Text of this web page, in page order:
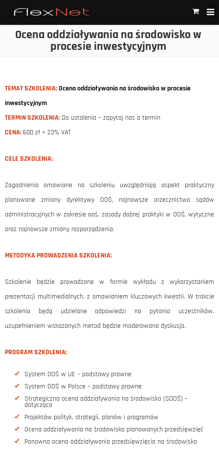
Ocena oddziaływania na środowisko w
procesie inwestycyjnym
TEMAT SZKOLENIA:Ocena oddziaływania na środowisko w procesie
inwestycyjnym
TERMIN SZKOLENIA: Do ustalenia – zapytaj nas o termin
CENA:600 zł + 23% VAT
CELE SZKOLENIA:
Zagadnienia omawiane na szkoleniu uwzględniają aspekt praktyczny
planowane zmiany dyrektywy OOŚ, najnowsze orzecznictwo sądów
administracyjnych w zakresie ooś, zasady dobrej praktyki w OOŚ, wytyczne
oraz najnowsze zmiany rozporządzenia.
METODYKA PROWADZENIA SZKOLENIA:
Szkolenie będzie prowadzone w formie wykładu z wykorzystaniem
prezentacji multimedialnych, z omawianiem kluczowych kwestii. W trakcie
szkolenia będą udzielane odpowiedzi na pytania uczestników,
uzupełnieniem wskazanych metod będzie moderowana dyskusja.
PROGRAM SZKOLENIA:
System OOŚ w UE – podstawy prawne
System OOŚ w Polsce – podstawy prawne
Strategiczna ocena oddziaływania na środowisko (SOOŚ) –
dotycząca
Projektów polityk, strategii, planów i programów
Ocena oddziaływania na środowisko planowanych przedsięwzięć
Ponowna ocena oddziaływania przedsięwzięcia na środowisko